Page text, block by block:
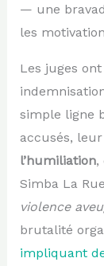
— une
les
Les juges
simple ligne
accusés,
l’humiliation,
Simba La
violence
brutalité
impliquant